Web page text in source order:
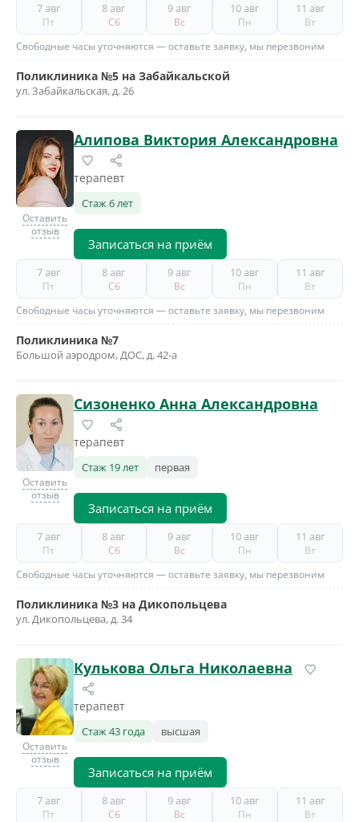
7 авг
Пт
8 авг
Сб
9 авг
Вс
10 авг
Пн
11 авг
Вт
Свободные часы уточняются — оставьте заявку, мы перезвоним
Поликлиника №5 на Забайкальской
ул. Забайкальская, д. 26
Оставить
отзыв
Алипова Виктория Александровна
терапевт
Стаж 6 лет
Записаться на приём
7 авг
Пт
8 авг
Сб
9 авг
Вс
10 авг
Пн
11 авг
Вт
Свободные часы уточняются — оставьте заявку, мы перезвоним
Поликлиника №7
Большой аэродром, ДОС, д. 42-а
Оставить
отзыв
Сизоненко Анна Александровна
терапевт
Стаж 19 лет первая
Записаться на приём
7 авг
Пт
8 авг
Сб
9 авг
Вс
10 авг
Пн
11 авг
Вт
Свободные часы уточняются — оставьте заявку, мы перезвоним
Поликлиника №3 на Дикопольцева
ул. Дикопольцева, д. 34
Оставить
отзыв
Кулькова Ольга Николаевна
терапевт
Стаж 43 года высшая
Записаться на приём
7 авг
Пт
8 авг
Сб
9 авг
Вс
10 авг
Пн
11 авг
Вт